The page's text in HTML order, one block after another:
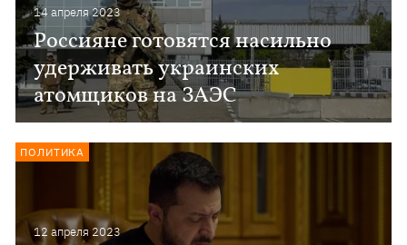
14 апреля 2023
Россияне готовятся насильно
удерживать украинских
атомщиков на ЗАЭС
12 апреля 2023
ПОЛИТИКА